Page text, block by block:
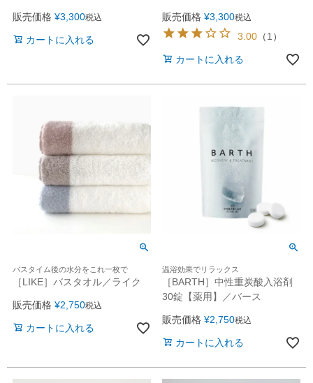
販売価格 ¥3,300税込
カートに入れる
販売価格 ¥3,300税込
3.00 （1 ）
カートに入れる
バスタイム後の水分をこれ一枚で
［LIKE］バスタオル／ライク
販売価格 ¥2,750税込
カートに入れる
温浴効果でリラックス
［BARTH］中性重炭酸入浴剤
30錠【薬用】／バース
販売価格 ¥2,750税込
カートに入れる